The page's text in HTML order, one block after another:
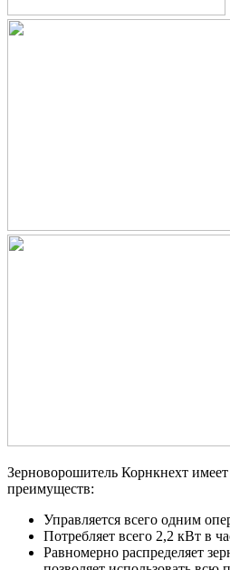
Зерноворошитель Корнкнехт
преимуществ:
Управляется всего одним
Потребляет всего 2,2 кВт в
Равномерно распределяет